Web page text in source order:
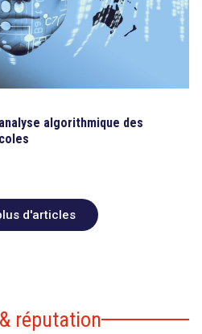
algorithmique des
d'articles
réputation